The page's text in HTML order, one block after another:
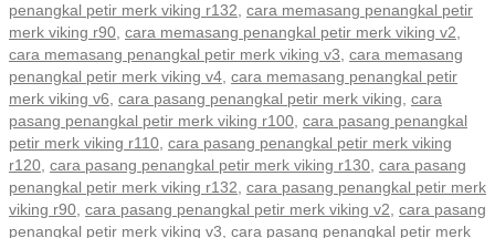
penangkal petir merk viking r132, cara memasang penangkal petir
merk viking r90, cara memasang penangkal petir merk viking v2,
cara memasang penangkal petir merk viking v3, cara memasang
penangkal petir merk viking v4, cara memasang penangkal petir
merk viking v6, cara pasang penangkal petir merk viking, cara
pasang penangkal petir merk viking r100, cara pasang penangkal
petir merk viking r110, cara pasang penangkal petir merk viking
r120, cara pasang penangkal petir merk viking r130, cara pasang
penangkal petir merk viking r132, cara pasang penangkal petir merk
viking r90, cara pasang penangkal petir merk viking v2, cara pasang
penangkal petir merk viking v3, cara pasang penangkal petir merk